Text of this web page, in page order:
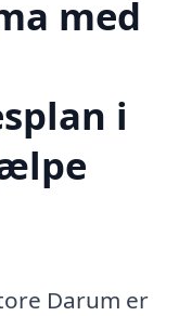
med
i
Darum er